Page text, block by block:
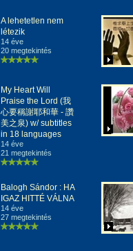
A lehetetlen nem
létezik
14 éve
20 megtekintés
My Heart Will
Praise the Lord (我
心要稱謝耶和華 - 讚
美之泉) w/ subtitles
in 18 languages
14 éve
21 megtekintés
Balogh Sándor : HA
IGAZ HITTÉ VÁLNA
14 éve
27 megtekintés